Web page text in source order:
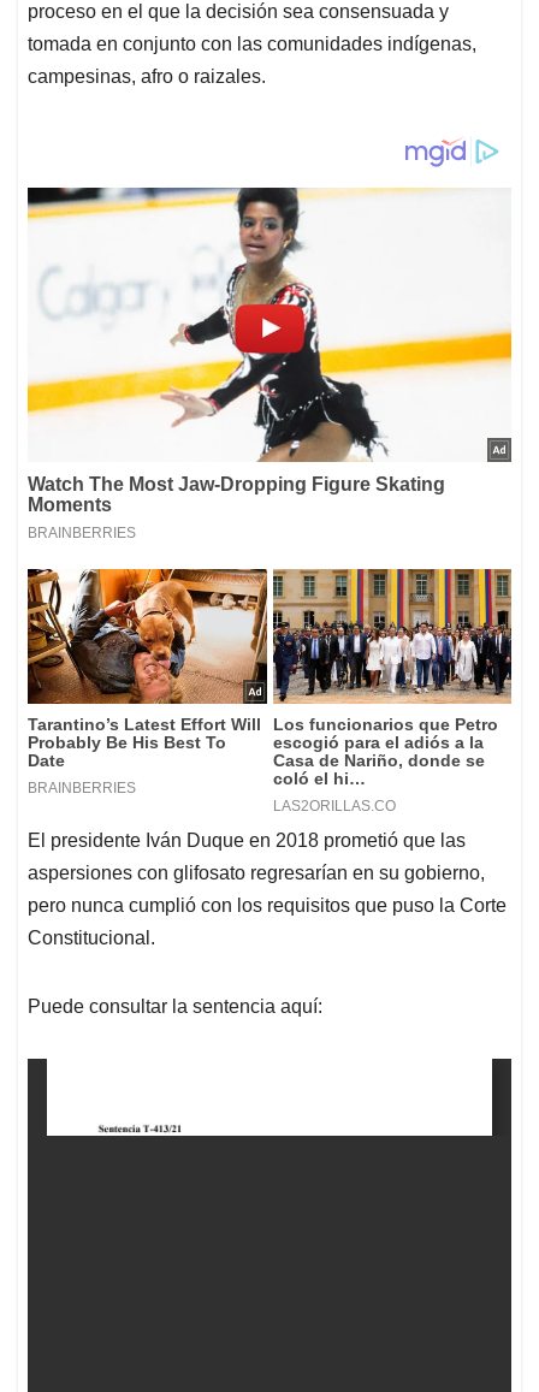
proceso en el que la decisión sea consensuada y
tomada en conjunto con las comunidades indígenas,
campesinas, afro o raizales.
El presidente Iván Duque en 2018 prometió que las
aspersiones con glifosato regresarían en su gobierno,
pero nunca cumplió con los requisitos que puso la Corte
Constitucional.
Puede consultar la sentencia aquí: